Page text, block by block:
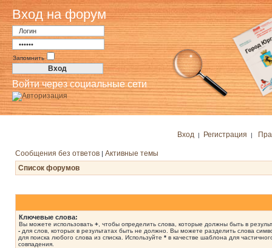
Вход на форум
Запомнить
Войти через социальные сети
Вход | Регистрация |
Сообщения без ответов | Активные темы
Список форумов
Ключевые слова:
Вы можете использовать + , чтобы определить слова, которые должны быть в
- для слов, которых в результатах быть не должно. Вы можете разделить слова
для поиска любого слова из списка. Используйте * в качестве шаблона для
совпадения.